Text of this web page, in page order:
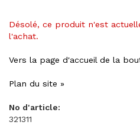
Désolé, ce produit n'est
l'achat.
Vers la page d'accueil de la
Plan du site »
No d'article:
321311